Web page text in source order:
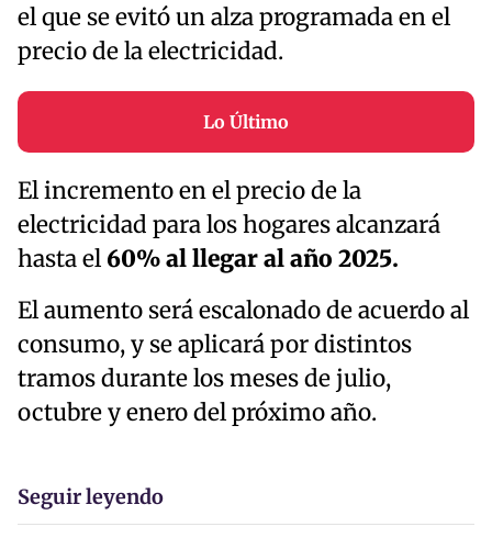
el que se evitó un alza programada en el
precio de la electricidad.
Lo Último
El incremento en el precio de la
electricidad para los hogares alcanzará
hasta el 60% al llegar al año 2025.
El aumento será escalonado de acuerdo al
consumo, y se aplicará por distintos
tramos durante los meses de julio,
octubre y enero del próximo año.
Seguir leyendo